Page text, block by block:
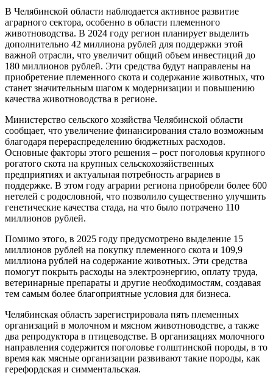
В Челябинской области наблюдается активное развитие
аграрного сектора, особенно в области племенного
животноводства. В 2024 году регион планирует выделить
дополнительно 42 миллиона рублей для поддержки этой
важной отрасли, что увеличит общий объем инвестиций до
180 миллионов рублей. Эти средства будут направлены на
приобретение племенного скота и содержание животных, что
станет значительным шагом к модернизации и повышению
качества животноводства в регионе.
Министерство сельского хозяйства Челябинской области
сообщает, что увеличение финансирования стало возможным
благодаря перераспределению бюджетных расходов.
Основные факторы этого решения – рост поголовья крупного
рогатого скота на крупных сельскохозяйственных
предприятиях и актуальная потребность аграриев в
поддержке. В этом году аграрии региона приобрели более 600
нетелей с родословной, что позволило существенно улучшить
генетические качества стада, на что было потрачено 110
миллионов рублей.
Помимо этого, в 2025 году предусмотрено выделение 15
миллионов рублей на покупку племенного скота и 109,9
миллиона рублей на содержание животных. Эти средства
помогут покрыть расходы на электроэнергию, оплату труда,
ветеринарные препараты и другие необходимостям, создавая
тем самым более благоприятные условия для бизнеса.
Челябинская область зарегистрировала пять племенных
организаций в молочном и мясном животноводстве, а также
два репродуктора в птицеводстве. В организациях молочного
направления содержится поголовье голштинской породы, в то
время как мясные организации развивают такие породы, как
герефордская и симментальская.